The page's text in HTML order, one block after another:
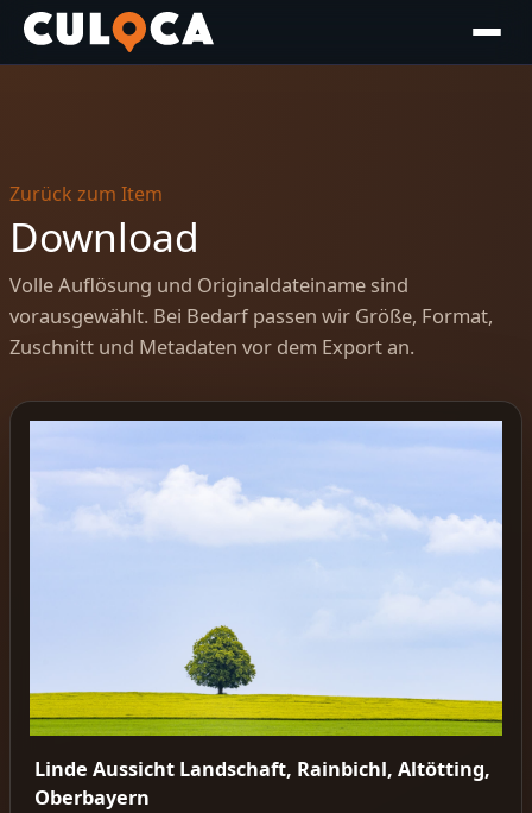
Zurück zum Item
Download
Volle Auflösung und Originaldateiname sind
vorausgewählt. Bei Bedarf passen wir Größe, Format,
Zuschnitt und Metadaten vor dem Export an.
Linde Aussicht Landschaft, Rainbichl, Altötting,
Oberbayern